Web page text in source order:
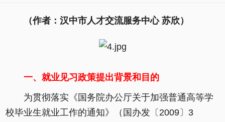
（作者：汉中市人才交流服务中心 苏欣）
一、就业见习政策提出背景和目的
为贯彻落实《国务院办公厅关于加强普通高等学
校毕业生就业工作的通知》（国办发〔2009〕3